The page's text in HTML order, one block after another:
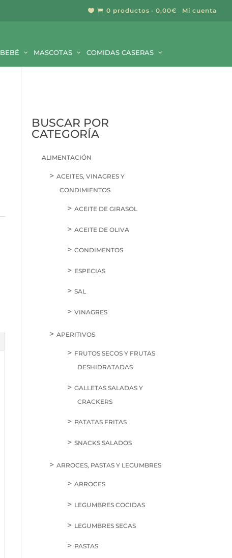
Mi cuenta
  0 productos 0,00€
BEBÉ MASCOTAS COMIDAS CASERAS
BUSCAR POR
CATEGORÍA
ALIMENTACIÓN
ACEITES, VINAGRES Y
CONDIMIENTOS
ACEITE DE GIRASOL
ACEITE DE OLIVA
CONDIMENTOS
ESPECIAS
SAL
VINAGRES
APERITIVOS
FRUTOS SECOS Y FRUTAS
DESHIDRATADAS
GALLETAS SALADAS Y
CRACKERS
PATATAS FRITAS
SNACKS SALADOS
ARROCES, PASTAS Y LEGUMBRES
ARROCES
LEGUMBRES COCIDAS
LEGUMBRES SECAS
PASTAS